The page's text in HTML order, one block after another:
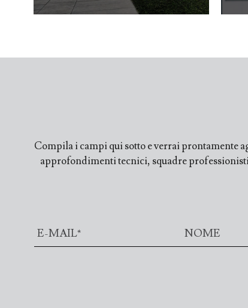
Compila i campi qui sotto e verrai prontamente
approfondimenti tecnici, squadre